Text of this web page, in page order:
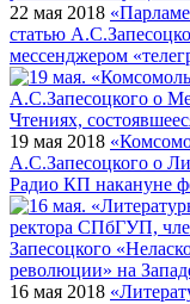
22 мая 2018
статью
мессенджером
19 мая 2018
А.С.Запесоцкого о
Радио КП накануне
16 мая 2018